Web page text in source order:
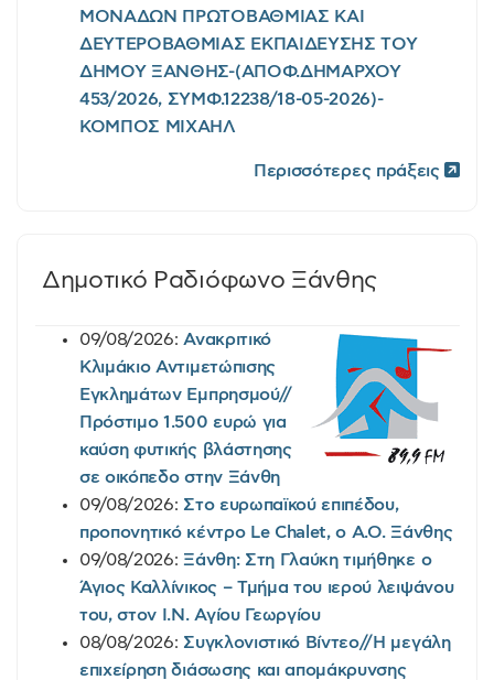
ΜΟΝΑΔΩΝ ΠΡΩΤΟΒΑΘΜΙΑΣ ΚΑΙ
ΔΕΥΤΕΡΟΒΑΘΜΙΑΣ ΕΚΠΑΙΔΕΥΣΗΣ ΤΟΥ
ΔΗΜΟΥ ΞΑΝΘΗΣ-(ΑΠΟΦ.ΔΗΜΑΡΧΟΥ
453/2026, ΣΥΜΦ.12238/18-05-2026)-
ΚΟΜΠΟΣ ΜΙΧΑΗΛ
Περισσότερες πράξεις
Δημοτικό Ραδιόφωνο Ξάνθης
09/08/2026: Ανακριτικό
Κλιμάκιο Αντιμετώπισης
Εγκλημάτων Εμπρησμού//
Πρόστιμο 1.500 ευρώ για
καύση φυτικής βλάστησης
σε οικόπεδο στην Ξάνθη
09/08/2026: Στο ευρωπαϊκού επιπέδου,
προπονητικό κέντρο Le Chalet, o A.O. Ξάνθης
09/08/2026: Ξάνθη: Στη Γλαύκη τιμήθηκε ο
Άγιος Καλλίνικος – Τμήμα του ιερού λειψάνου
του, στον Ι.Ν. Αγίου Γεωργίου
08/08/2026: Συγκλονιστικό Βίντεο//Η μεγάλη
επιχείρηση διάσωσης και απομάκρυνσης